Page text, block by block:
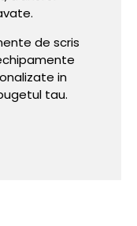
de scris
in
tau.